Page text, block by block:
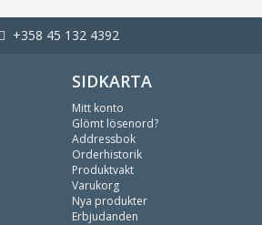
+358 45 132 4392
SIDKARTA
Mitt konto
Glömt lösenord?
Addressbok
Orderhistorik
Produktvakt
Varukorg
Nya produkter
Erbjudanden